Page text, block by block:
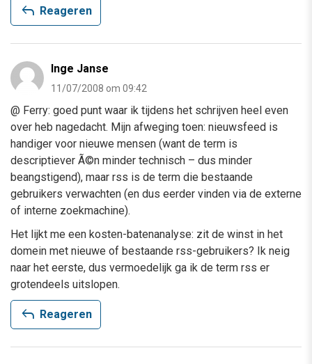
reply Reageren
Inge Janse
11/07/2008 om 09:42
@ Ferry: goed punt waar ik tijdens het schrijven heel even
over heb nagedacht. Mijn afweging toen: nieuwsfeed is
handiger voor nieuwe mensen (want de term is
descriptiever Ã©n minder technisch – dus minder
beangstigend), maar rss is de term die bestaande
gebruikers verwachten (en dus eerder vinden via de externe
of interne zoekmachine).
Het lijkt me een kosten-batenanalyse: zit de winst in het
domein met nieuwe of bestaande rss-gebruikers? Ik neig
naar het eerste, dus vermoedelijk ga ik de term rss er
grotendeels uitslopen.
reply Reageren